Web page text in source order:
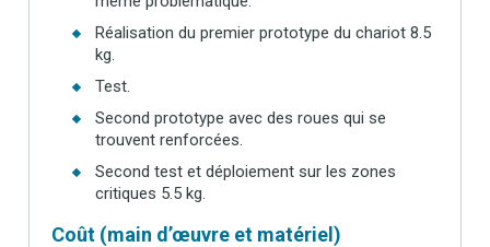
Réalisation du premier prototype du chariot 8.5
kg.
Test.
Second prototype avec des roues qui se
trouvent renforcées.
Second test et déploiement sur les zones
critiques 5.5 kg.
Coût (main d’œuvre et matériel)